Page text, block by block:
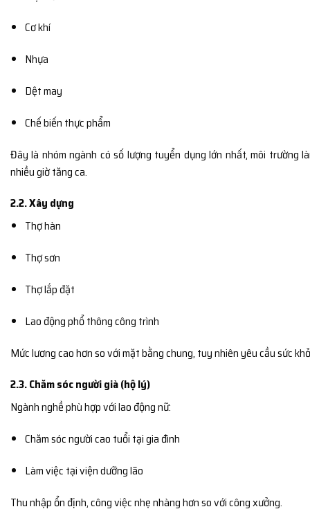
Cơ khí
Nhựa
Dệt may
Chế biến thực phẩm
Đây là nhóm ngành có số lượng tuyển dụng lớn nhất, môi trường
nhiều giờ tăng ca.
2.2. Xây dựng
Thợ hàn
Thợ sơn
Thợ lắp đặt
Lao động phổ thông công trình
Mức lương cao hơn so với mặt bằng chung, tuy nhiên yêu cầu sức
2.3. Chăm sóc người già (hộ lý)
Ngành nghề phù hợp với lao động nữ:
Chăm sóc người cao tuổi tại gia đình
Làm việc tại viện dưỡng lão
Thu nhập ổn định, công việc nhẹ nhàng hơn so với công xưởng.